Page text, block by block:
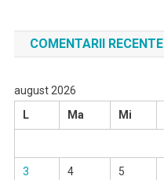
COMENTARII RECENTE
august 2026
L
Ma Mi
3 4 5